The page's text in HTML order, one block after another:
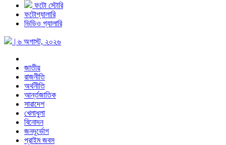
ফটো স্টোরি
ফটোগ্যালারি
ভিডিও গ্যালারি
| ৬ অগাস্ট, ২০২৬
জাতীয়
রাজনীতি
অর্থনীতি
আর্ন্তজাতিক
সারাদেশ
খেলাধুলা
বিনোদন
জনদূর্ভোগ
প্রাইম জবস